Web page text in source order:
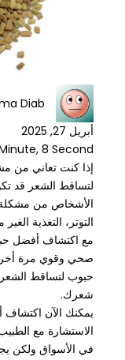
Diab
أبريل 27, 2025
8 Second
إذا كنت تعاني من
لتساقط الشعر قد
الأشخاص من مشكلة
التوتر، التغذية
مع اكتشاف أفضل
صحي وقوي مرة
حبوب لتساقط
شعرك.
يمكنك الآن
الاستشارة مع
في الأسواق ولكن